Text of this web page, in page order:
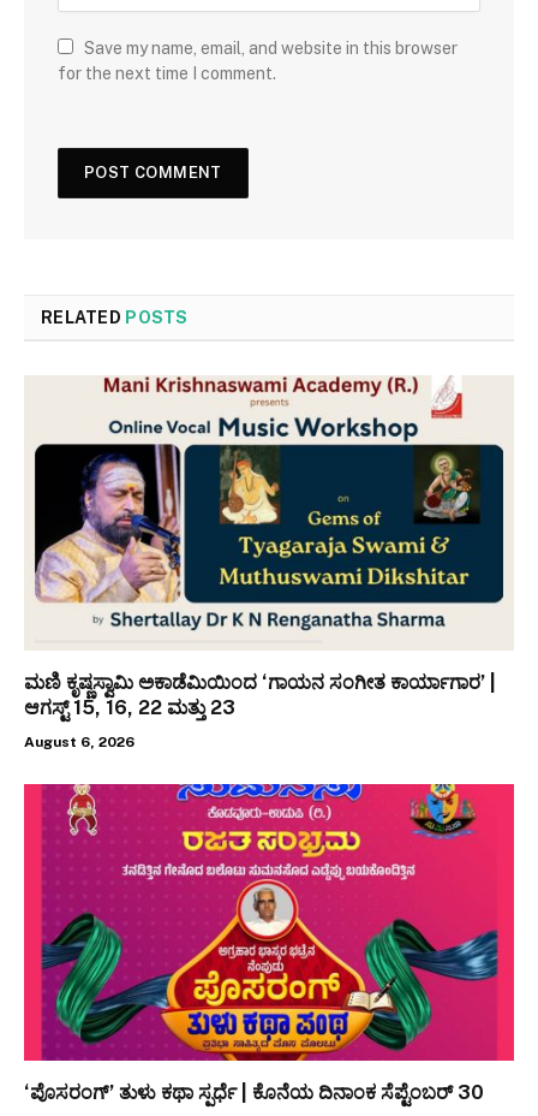
Save my name, email, and website in this browser
for the next time I comment.
RELATED POSTS
ಮಣಿ ಕೃಷ್ಣಸ್ವಾಮಿ ಅಕಾಡೆಮಿಯಿಂದ ‘ಗಾಯನ ಸಂಗೀತ ಕಾರ್ಯಾಗಾರ’ |
ಆಗಸ್ಟ್ 15, 16, 22 ಮತ್ತು 23
August 6, 2026
‘ಪೊಸರಂಗ್’ ತುಳು ಕಥಾ ಸ್ಪರ್ಧೆ | ಕೊನೆಯ ದಿನಾಂಕ ಸೆಪ್ಟೆಂಬರ್ 30